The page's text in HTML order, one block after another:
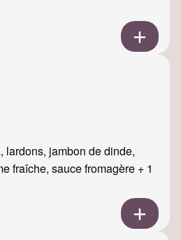
lardons, jambon de dinde,
fraîche, sauce fromagère + 1